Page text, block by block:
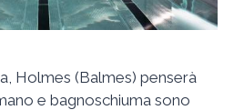
Holmes (Balmes) penserà
e bagnoschiuma sono